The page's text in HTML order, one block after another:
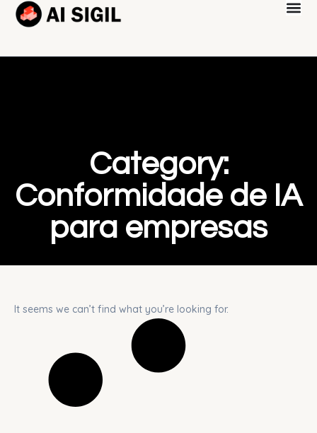
Category:
Conformidade de IA
para empresas
It seems we can’t find what you’re looking for.